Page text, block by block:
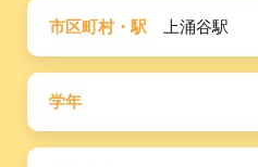
市区町村・駅 上涌谷駅
学年